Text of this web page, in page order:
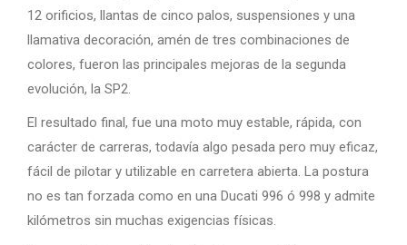
12 orificios, llantas de cinco palos, suspensiones y una
llamativa decoración, amén de tres combinaciones de
colores, fueron las principales mejoras de la segunda
evolución, la SP2.
El resultado final, fue una moto muy estable, rápida, con
carácter de carreras, todavía algo pesada pero muy eficaz,
fácil de pilotar y utilizable en carretera abierta. La postura
no es tan forzada como en una Ducati 996 ó 998 y admite
kilómetros sin muchas exigencias físicas.